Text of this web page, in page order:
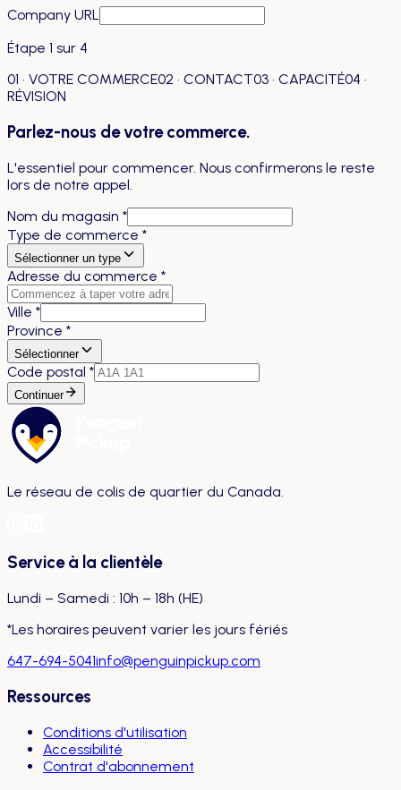
Company URL
Étape 1 sur 4
01 · VOTRE COMMERCE02 · CONTACT03 · CAPACITÉ04 ·
RÉVISION
Parlez-nous de votre commerce.
L'essentiel pour commencer. Nous confirmerons le reste
lors de notre appel.
Nom du magasin *
Type de commerce *
Sélectionner un type
Adresse du commerce *
Ville *
Province *
Sélectionner
Code postal *
Continuer
Le réseau de colis de quartier du Canada.
Service à la clientèle
Lundi – Samedi : 10h – 18h (HE)
*Les horaires peuvent varier les jours fériés
647-694-5041info@penguinpickup.com
Ressources
Conditions d'utilisation
Accessibilité
Contrat d'abonnement